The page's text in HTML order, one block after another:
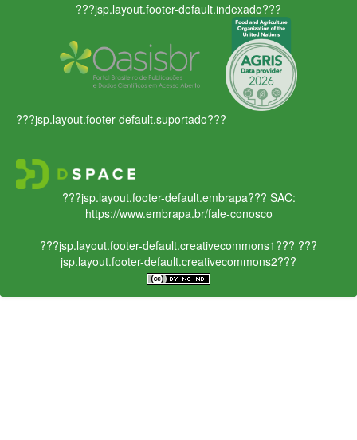
???jsp.layout.footer-default.indexado???
???jsp.layout.footer-default.suportado???
???jsp.layout.footer-default.embrapa??? SAC:
https://www.embrapa.br/fale-conosco
???jsp.layout.footer-default.creativecommons1??? ???
jsp.layout.footer-default.creativecommons2???